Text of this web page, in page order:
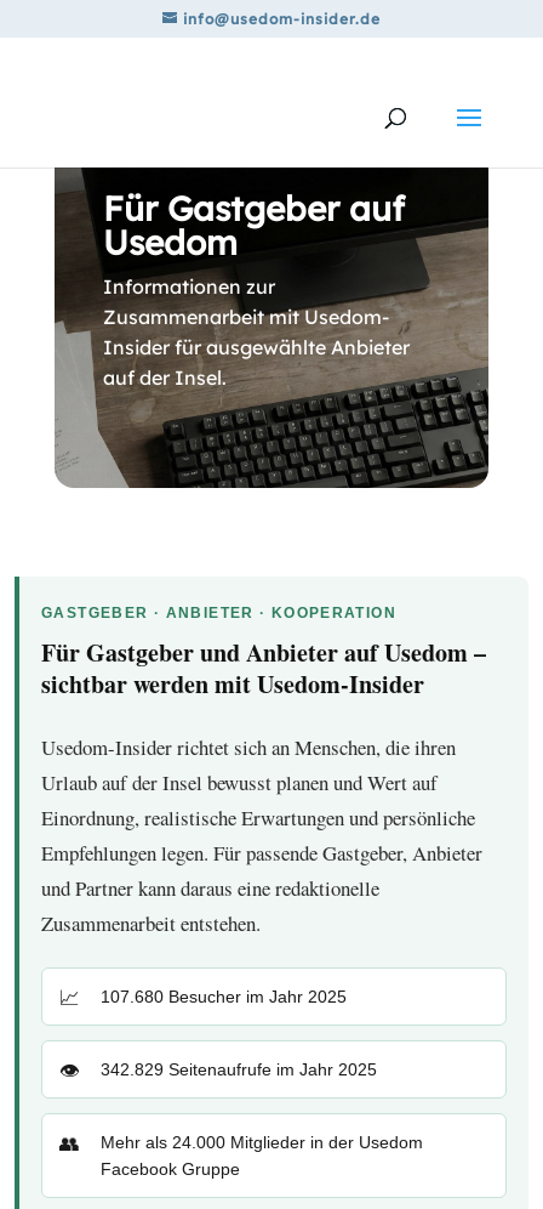
info@usedom-insider.de
Für Gastgeber auf
Usedom
Informationen zur
Zusammenarbeit mit Usedom-
Insider für ausgewählte Anbieter
auf der Insel.
GASTGEBER · ANBIETER · KOOPERATION
Für Gastgeber und Anbieter auf Usedom –
sichtbar werden mit Usedom-Insider
Usedom-Insider richtet sich an Menschen, die ihren
Urlaub auf der Insel bewusst planen und Wert auf
Einordnung, realistische Erwartungen und persönliche
Empfehlungen legen. Für passende Gastgeber, Anbieter
und Partner kann daraus eine redaktionelle
Zusammenarbeit entstehen.
📈 107.680 Besucher im Jahr 2025
👁️ 342.829 Seitenaufrufe im Jahr 2025
👥
Mehr als 24.000 Mitglieder in der Usedom
Facebook Gruppe